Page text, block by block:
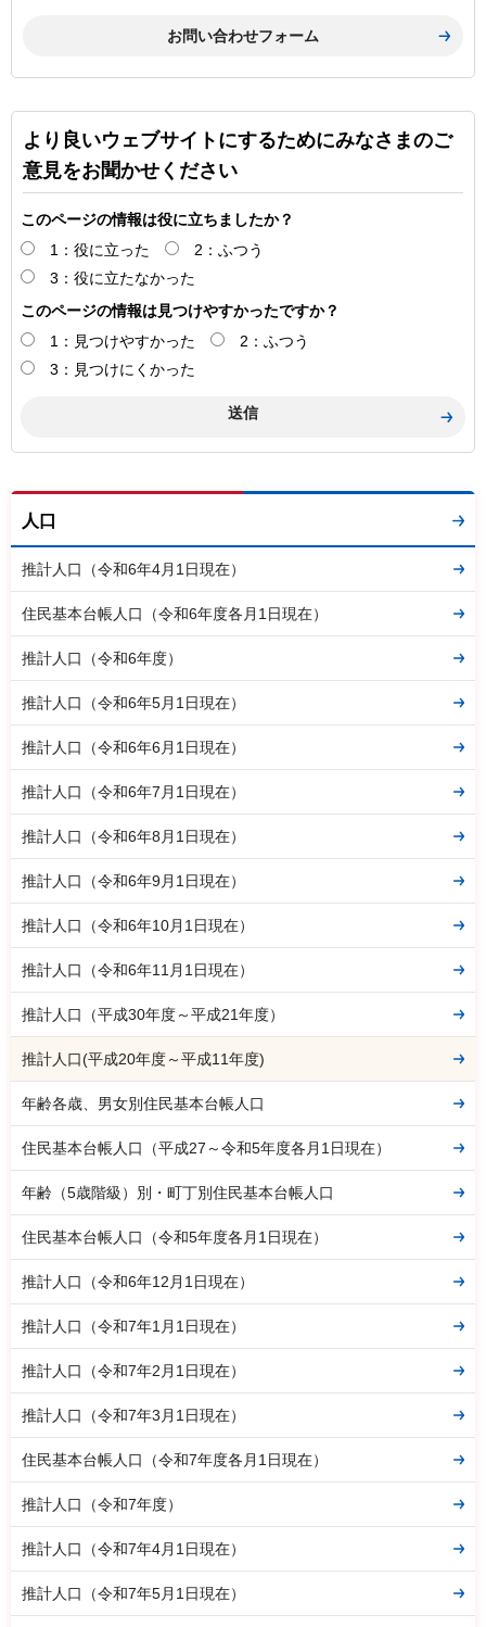
より良いウェブサイトにするためにみなさまのご
意見をお聞かせください
このページの情報は役に立ちましたか？
1：役に立った
2：ふつう
3：役に立たなかった
このページの情報は見つけやすかったですか？
1：見つけやすかった
2：ふつう
3：見つけにくかった
人口
推計人口（令和6年4月1日現在）
住民基本台帳人口（令和6年度各月1日現在）
推計人口（令和6年度）
推計人口（令和6年5月1日現在）
推計人口（令和6年6月1日現在）
推計人口（令和6年7月1日現在）
推計人口（令和6年8月1日現在）
推計人口（令和6年9月1日現在）
推計人口（令和6年10月1日現在）
推計人口（令和6年11月1日現在）
推計人口（平成30年度～平成21年度）
推計人口(平成20年度～平成11年度)
年齢各歳、男女別住民基本台帳人口
住民基本台帳人口（平成27～令和5年度各月1日現在）
年齢（5歳階級）別・町丁別住民基本台帳人口
住民基本台帳人口（令和5年度各月1日現在）
推計人口（令和6年12月1日現在）
推計人口（令和7年1月1日現在）
推計人口（令和7年2月1日現在）
推計人口（令和7年3月1日現在）
住民基本台帳人口（令和7年度各月1日現在）
推計人口（令和7年度）
推計人口（令和7年4月1日現在）
推計人口（令和7年5月1日現在）